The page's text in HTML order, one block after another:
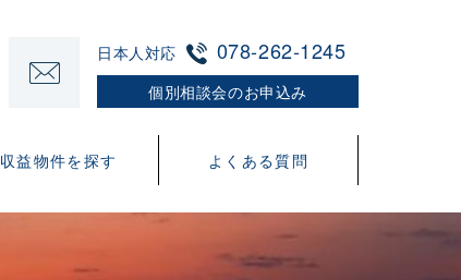
日本人対応 078-262-1245
個別相談会のお申込み
収益物件を探す よくある質問